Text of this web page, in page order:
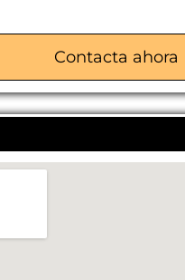
15 días)
Contacta ahora